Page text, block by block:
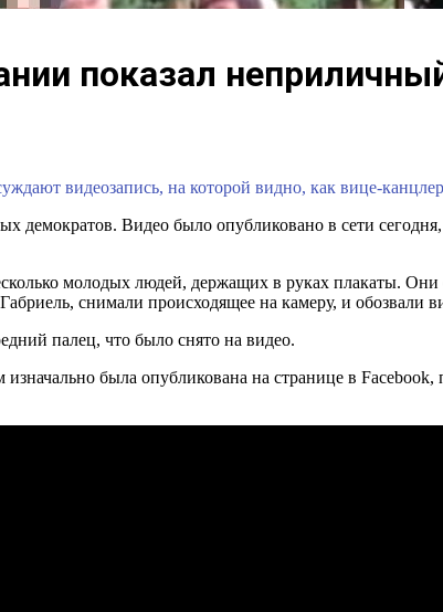
показал
видеозапись, на которой видно, как вице-
демократов. Видео было опубликовано в сети
молодых людей, держащих в руках плакаты.
снимали происходящее на камеру, и обозвали
палец, что было снято на видео.
была опубликована на странице в